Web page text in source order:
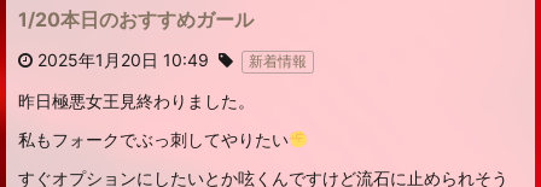
1/20本日のおすすめガール
2025年1月20日 10:49 新着情報
昨日極悪女王見終わりました。
私もフォークでぶっ刺してやりたい
すぐオプションにしたいとか呟くんですけど流石に止められそう